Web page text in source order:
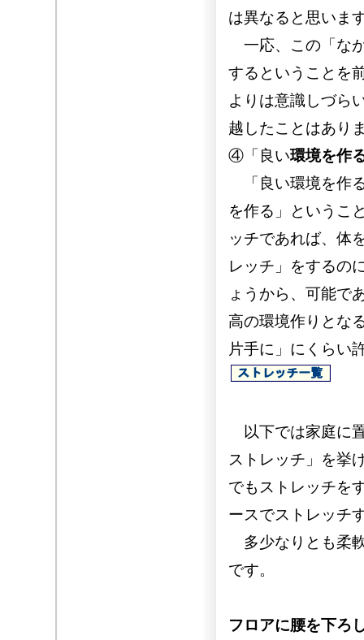
は異なると思いま
一応、この「な
するということを
よりは意識しづら
越したことはあり
④「良い環境を作
「良い環境を作
を作る」というこ
ッチであれば、体
レッチ」をするの
ょうから、可能で
高の環境作りとな
片手に」にくらい
以下では家庭に
ストレッチ」を挙
でもストレッチを
ースでストレッチ
多少なりとも柔
です。
フロアに腰を下ろ